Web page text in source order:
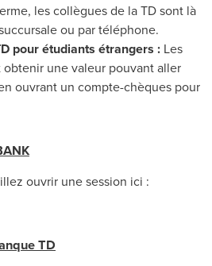
les collègues de la TD sont là
ou par téléphone.
pour étudiants étrangers : Les
une valeur pouvant aller
ouvrant un compte-chèques pour
ouvrir une session ici :
TD